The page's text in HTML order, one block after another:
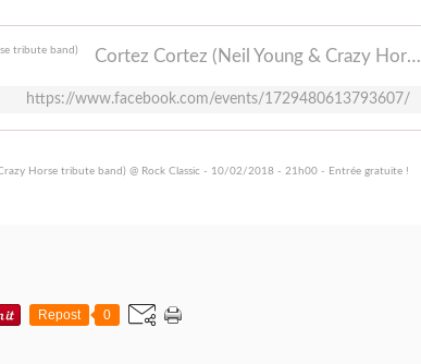
Cortez Cortez (Neil Young & Crazy Horse tribute band)
https://www.facebook.com/events/1729480613793607/
Repost 0